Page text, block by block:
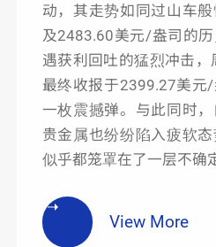
动，其走势如同过山车
及2483.60美元/盎司的
遇获利回吐的猛烈冲击，
最终收报于2399.27美元
一枚震撼弹。与此同时
贵金属也纷纷陷入疲软
似乎都笼罩在了一层不确
View More